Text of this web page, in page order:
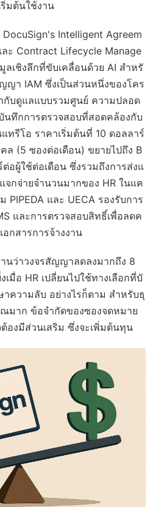
ริ่มต้นใช้งาน
Intelligent Agreem
ะ Contract Lifecycle Manage
เชิงลึกที่ขับเคลื่อนด้วย AI สำหรั
ญา IAM ซึ่งเป็นส่วนหนึ่งของโคร
กับดูแลแบบรวมศูนย์ ความปลอด
นทึกการตรวจสอบที่สอดคล้องกับ
ทรีโอ ราคาเริ่มต้นที่ 10 ดอลลาร์
ล (5 ซองต่อเดือน) ขยายไปถึง B
อผู้ใช้ต่อเดือน ซึ่งรวมถึงการส่งแ
กจ่ายจำนวนมากของ HR ในแค
PIPEDA และ UECA รองรับการ
และการตรวจสอบสิทธิ์เพื่อลดค
อกสารการจ้างงาน
นว่าวงจรสัญญาลดลงมากถึง 8
มื่อ HR เปลี่ยนไปใช้ทางเลือกที่บั
ความลับ อย่างไรก็ตาม สำหรับธุ
มาก ข้อจำกัดของซองจดหมาย
องมีส่วนเสริม ซึ่งจะเพิ่มต้นทุน